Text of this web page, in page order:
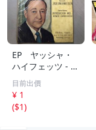
EP ヤッシャ・
ハイフェッツ - サ
ラサーテ：ツィゴ
イネルワイゼン
VICTOR EP-3125
目前出價
¥ 1
($1)